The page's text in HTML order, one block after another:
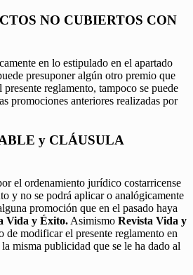
NO CUBIERTOS CON
en lo estipulado en el apartado
presuponer algún otro premio que
reglamento, tampoco se puede
promociones anteriores realizadas por
y CLÁUSULA
el ordenamiento jurídico costarricense
y no se podrá aplicar o analógicamente
promoción que en el pasado haya
Vida y Éxito. Asimismo Revista Vida y
de modificar el presente reglamento en
misma publicidad que se le ha dado al